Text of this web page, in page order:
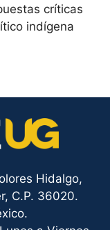
críticas
indígena
Hidalgo,
C.P. 36020.